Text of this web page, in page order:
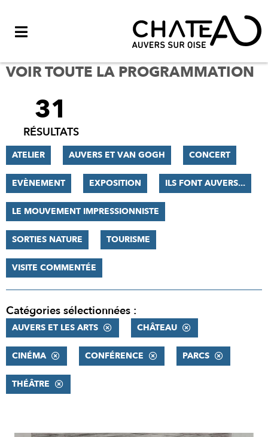
VOIR TOUTE LA PROGRAMMATION
FILTRER
RÉSULTATS
31
RÉSULTATS
ATELIER AUVERS ET VAN GOGH CONCERT
EVÈNEMENT EXPOSITION ILS FONT AUVERS...
LE MOUVEMENT IMPRESSIONNISTE
SORTIES NATURE TOURISME
VISITE COMMENTÉE
Catégories sélectionnées :
AUVERS ET LES ARTS CHÂTEAU
CINÉMA CONFÉRENCE PARCS
THÉÂTRE